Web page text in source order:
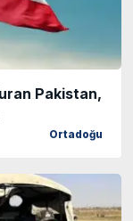
Pakistan,
Ortadoğu